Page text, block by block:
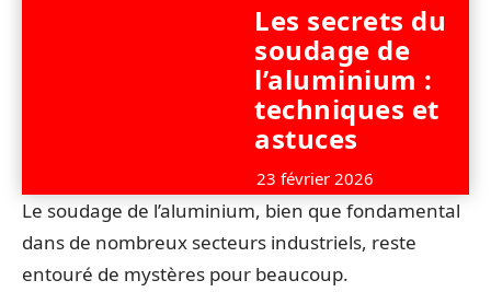
Les secrets du
soudage de
l’aluminium :
techniques et
astuces
23 février 2026
Le soudage de l’aluminium, bien que fondamental
dans de nombreux secteurs industriels, reste
entouré de mystères pour beaucoup.